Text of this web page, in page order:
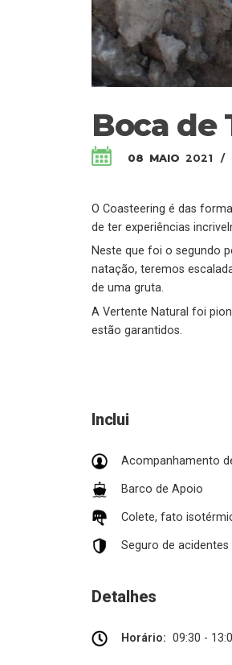
Boca de
08 MAIO 2021 /
O Coasteering é das
de ter experiências
Neste que foi o segundo
natação, teremos
de uma gruta.
A Vertente Natural foi
estão garantidos.
Inclui
Acompanhamento
Barco de Apoio
Colete, fato
Seguro de acidentes
Detalhes
Horário: 09:30 -